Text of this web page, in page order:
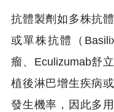
抗體製劑如多株抗
或單株抗體（
瘤、Eculizumab舒
植後淋巴增生疾病
發生機率，因此多